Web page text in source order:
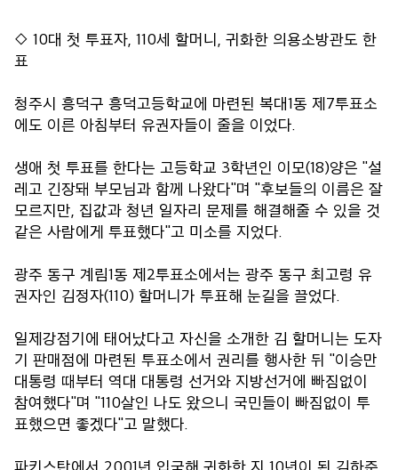
◇ 10대 첫 투표자, 110세 할머니, 귀화한 의용소방관도 한
표
청주시 흥덕구 흥덕고등학교에 마련된 복대1동 제7투표소
에도 이른 아침부터 유권자들이 줄을 이었다.
생애 첫 투표를 한다는 고등학교 3학년인 이모(18)양은 "설
레고 긴장돼 부모님과 함께 나왔다"며 "후보들의 이름은 잘
모르지만, 집값과 청년 일자리 문제를 해결해줄 수 있을 것
같은 사람에게 투표했다"고 미소를 지었다.
광주 동구 계림1동 제2투표소에서는 광주 동구 최고령 유
권자인 김정자(110) 할머니가 투표해 눈길을 끌었다.
일제강점기에 태어났다고 자신을 소개한 김 할머니는 도자
기 판매점에 마련된 투표소에서 권리를 행사한 뒤 "이승만
대통령 때부터 역대 대통령 선거와 지방선거에 빠짐없이
참여했다"며 "110살인 나도 왔으니 국민들이 빠짐없이 투
표했으면 좋겠다"고 말했다.